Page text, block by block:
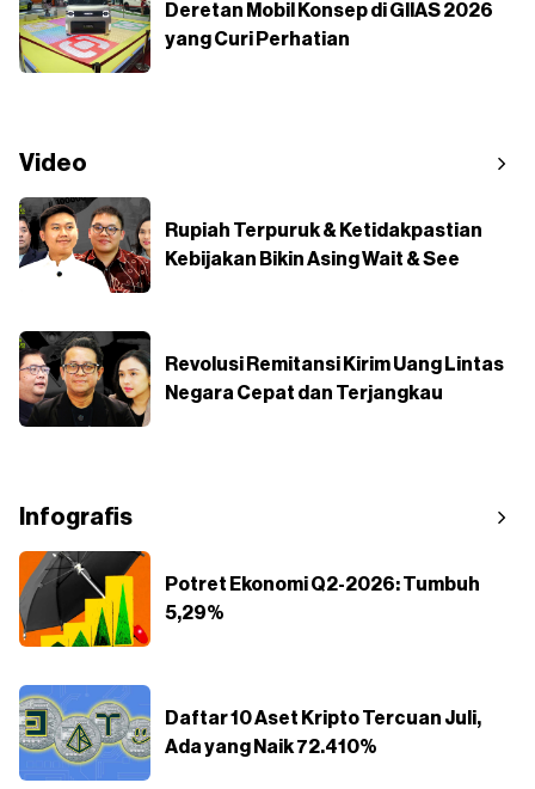
Deretan Mobil Konsep di GIIAS 2026
yang Curi Perhatian
Video
Rupiah Terpuruk & Ketidakpastian
Kebijakan Bikin Asing Wait & See
Revolusi Remitansi Kirim Uang Lintas
Negara Cepat dan Terjangkau
Infografis
Potret Ekonomi Q2-2026: Tumbuh
5,29%
Daftar 10 Aset Kripto Tercuan Juli,
Ada yang Naik 72.410%